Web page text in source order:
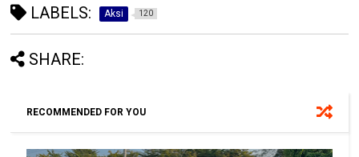
LABELS: Aksi 120
SHARE:
RECOMMENDED FOR YOU